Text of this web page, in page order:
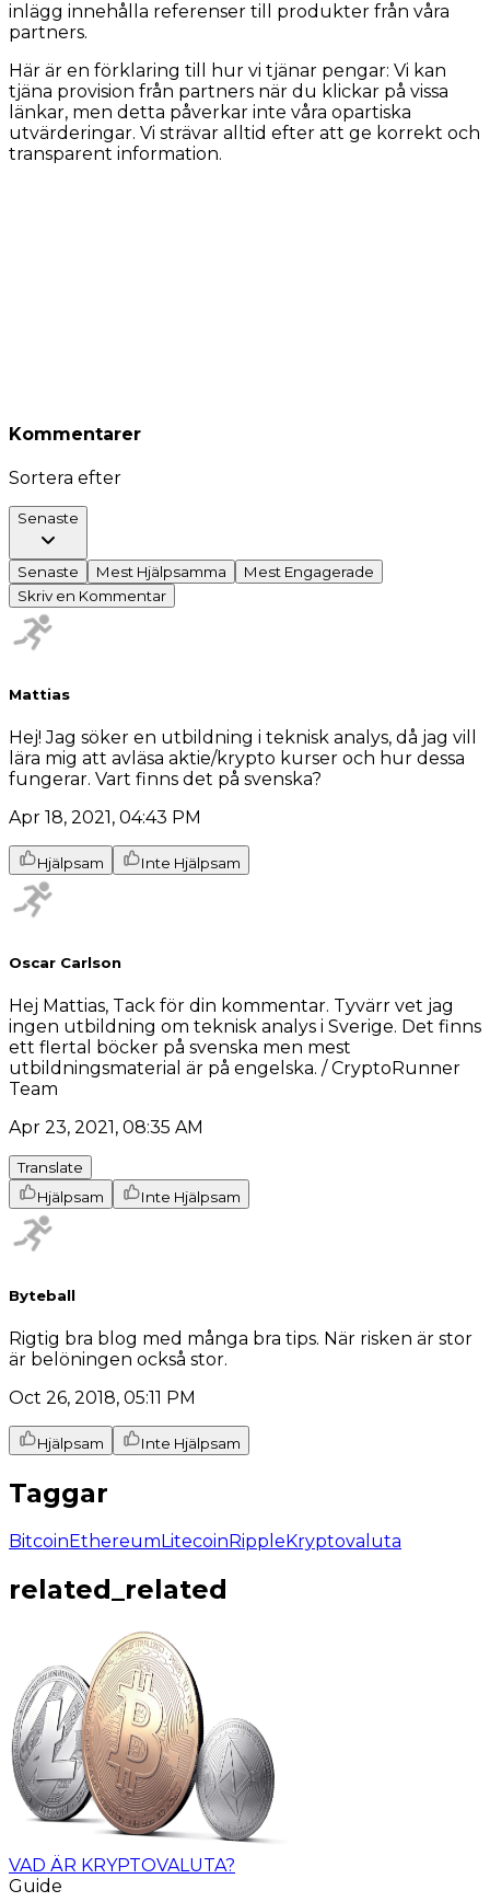
inlägg innehålla referenser till produkter från våra
partners.
Här är en förklaring till hur vi tjänar pengar: Vi kan
tjäna provision från partners när du klickar på vissa
länkar, men detta påverkar inte våra opartiska
utvärderingar. Vi strävar alltid efter att ge korrekt och
transparent information.
Kommentarer
Sortera efter
Senaste
Senaste Mest Hjälpsamma
Mest Engagerade
Skriv en Kommentar
Mattias
Hej! Jag söker en utbildning i teknisk analys, då jag vill
lära mig att avläsa aktie/krypto kurser och hur dessa
fungerar. Vart finns det på svenska?
Apr 18, 2021, 04:43 PM
Hjälpsam Inte Hjälpsam
Oscar Carlson
Hej Mattias, Tack för din kommentar. Tyvärr vet jag
ingen utbildning om teknisk analys i Sverige. Det finns
ett flertal böcker på svenska men mest
utbildningsmaterial är på engelska. / CryptoRunner
Team
Apr 23, 2021, 08:35 AM
Translate
Hjälpsam
Inte Hjälpsam
Byteball
Rigtig bra blog med många bra tips. När risken är stor
är belöningen också stor.
Oct 26, 2018, 05:11 PM
Hjälpsam Inte Hjälpsam
Taggar
BitcoinEthereumLitecoinRippleKryptovaluta
related_related
VAD ÄR KRYPTOVALUTA?
Guide